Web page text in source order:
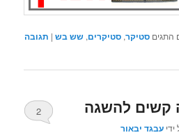
התגים סטיקר,סטיקרים,שש בש | תגובה
קשים להשגה
ידיעבגד יבאור
2